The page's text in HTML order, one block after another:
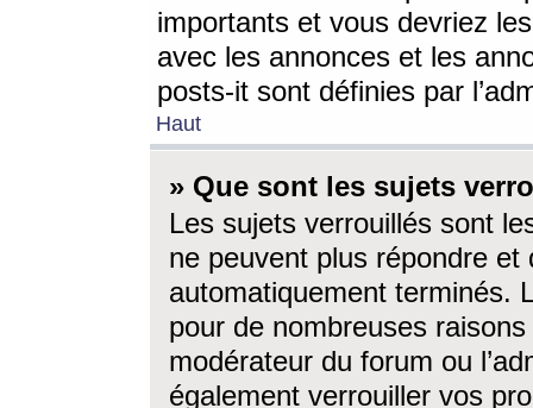
importants et vous devriez
avec les annonces et les
posts-it sont définies par
Haut
» Que sont les sujets
Les sujets verrouillés sont
ne peuvent plus répondre
automatiquement terminés.
pour de nombreuses
modérateur du forum ou
également verrouiller vos